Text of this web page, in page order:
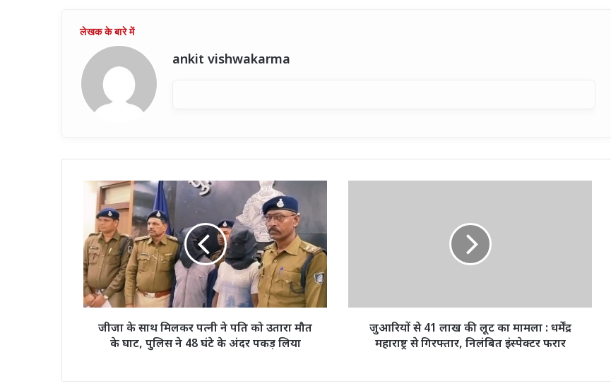
ankit vishwakarma
जीजा
साथ
मिलकर
पत्नी
ने
पति
को
उतारा
ने
जीजा के साथ मिलकर पत्नी ने पति को उतारा मौत
के घाट, पुलिस ने 48 घंटे के अंदर पकड़ लिया
:
महाराष्ट्र
निलंबित
जुआरियों से 41 लाख की लूट का मामला : धर्मेंद्र
महाराष्ट्र से गिरफ्तार, निलंबित इंस्पेक्टर फरार